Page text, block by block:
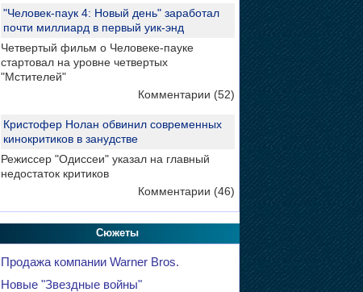
"Человек-паук 4: Новый день" заработал
почти миллиард в первый уик-энд
Четвертый фильм о Человеке-пауке
стартовал на уровне четвертых
"Мстителей"
Комментарии (52)
Кристофер Нолан обвинил современных
кинокритиков в занудстве
Режиссер "Одиссеи" указал на главный
недостаток критиков
Комментарии (46)
Сюжеты
Продажа компании Warner Bros.
Новые "Звездные войны"